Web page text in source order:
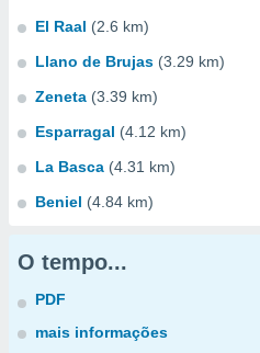
El Raal (2.6 km)
Llano de Brujas (3.29 km)
Zeneta (3.39 km)
Esparragal (4.12 km)
La Basca (4.31 km)
Beniel (4.84 km)
O tempo...
PDF
mais informações